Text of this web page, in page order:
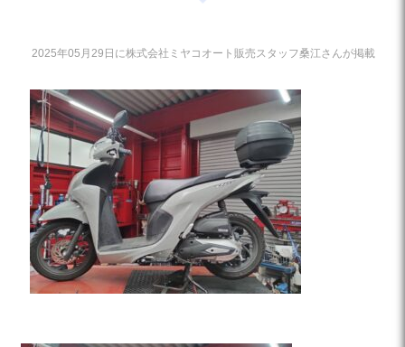
2025年05月29日に株式会社ミヤコオート販売スタッフ桑江さんが掲載